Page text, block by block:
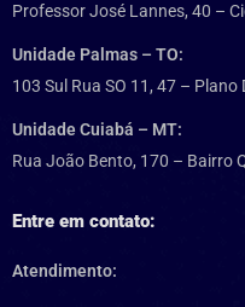
Professor José Lannes, 40 –
Unidade Palmas – TO:
103 Sul Rua SO 11, 47 – Plano
Unidade Cuiabá – MT:
Rua João Bento, 170 – Bairro
Entre em contato:
Atendimento: